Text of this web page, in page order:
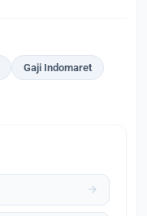
Gaji Indomaret
arrow_forward